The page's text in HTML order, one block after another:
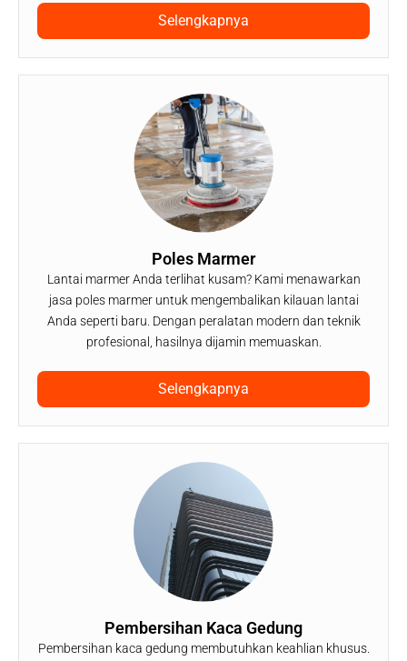
Selengkapnya
Poles Marmer
Lantai marmer Anda terlihat kusam? Kami menawarkan
jasa poles marmer untuk mengembalikan kilauan lantai
Anda seperti baru. Dengan peralatan modern dan teknik
profesional, hasilnya dijamin memuaskan.
Selengkapnya
Pembersihan Kaca Gedung
Pembersihan kaca gedung membutuhkan keahlian khusus.